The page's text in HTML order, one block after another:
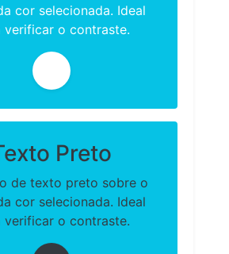
cor selecionada. Ideal
verificar o contraste.
Preto
de texto preto sobre o
cor selecionada. Ideal
verificar o contraste.